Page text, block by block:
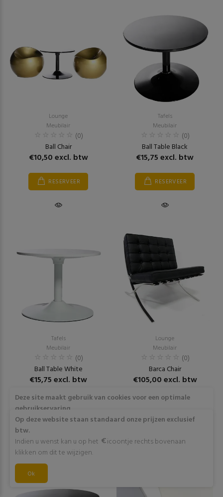
Lounge
Meubilair
(0)
Ball Chair
€10,50 excl. btw
RESERVEER
Tafels
Meubilair
(0)
Ball Table Black
€15,75 excl. btw
RESERVEER
Tafels
Meubilair
(0)
Ball Table White
€15,75 excl. btw
RESERVEER
Lounge
Meubilair
(0)
Barca Chair
€105,00 excl. btw
RESERVEER
Deze site maakt gebruik van cookies voor een optimale
gebruikservaring
Door op "Akkoord" te klikken of verder gebruik te maken
van deze website gaat stemt u in met het gebruik van deze
cookies. Wens je meer info omtrent deze cookies? Klik dan
op "Meer info".
Akkoord
Op deze website staan standaard onze prijzen exclusief
btw.
Indien u wenst kan u op het
icoontje rechts bovenaan
klikken om dit te wijzigen.
Ok